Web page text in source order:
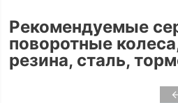
Рекомендуемые
поворотные
резина, сталь,